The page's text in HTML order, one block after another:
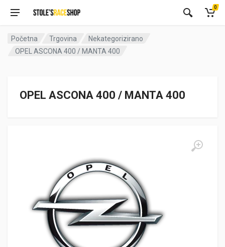
0
Početna Trgovina
Nekategorizirano
OPEL ASCONA 400 / MANTA 400
OPEL ASCONA 400 / MANTA 400